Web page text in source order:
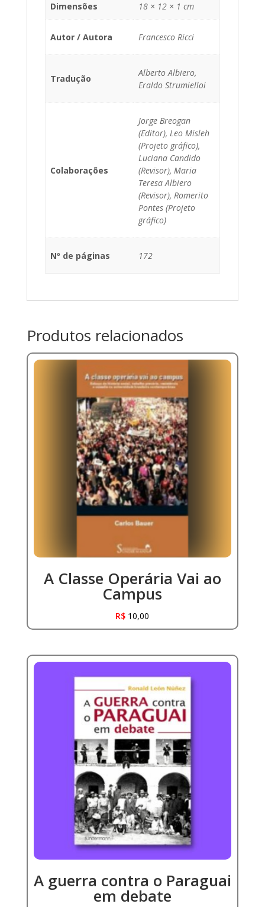
Dimensões 18 × 12 × 1 cm
Autor / Autora Francesco Ricci
Tradução
Alberto Albiero,
Eraldo Strumielloi
Colaborações
Jorge Breogan
(Editor), Leo Misleh
(Projeto gráfico),
Luciana Candido
(Revisor), Maria
Teresa Albiero
(Revisor), Romerito
Pontes (Projeto
gráfico)
Nº de páginas 172
Produtos relacionados
A Classe Operária Vai ao
Campus
R$ 10,00
A guerra contra o Paraguai
em debate